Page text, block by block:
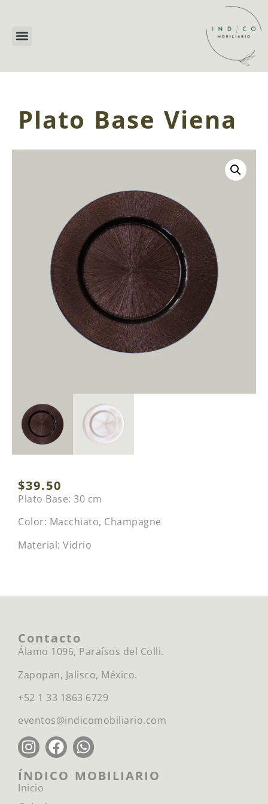
Plato Base Viena
$39.50
Plato Base: 30 cm
Color: Macchiato, Champagne
Material: Vidrio
Contacto
Álamo 1096, Paraísos del Colli.
Zapopan, Jalisco, México.
+52 1 33 1863 6729
eventos@indicomobiliario.com
ÍNDICO MOBILIARIO
Inicio